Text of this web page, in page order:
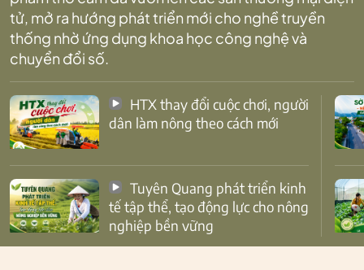
tử, mở ra hướng phát triển mới cho nghề truyền
thống nhờ ứng dụng khoa học công nghệ và
chuyển đổi số.
dân làm nông theo cách mới
tế tập thể, tạo động lực cho nông
nghiệp bền vững